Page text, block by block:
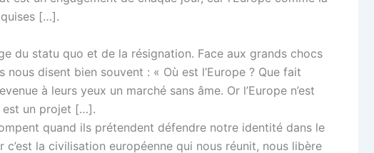
[…].
du statu quo et de la résignation. Face aux grands chocs
nous disent bien souvent : « Où est l’Europe ? Que fait
à leurs yeux un marché sans âme. Or l’Europe n’est
est un projet […].
quand ils prétendent défendre notre identité dans le
c’est la civilisation européenne qui nous réunit, nous libère